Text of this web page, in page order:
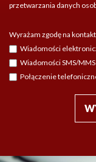
przetwarzania danych
Wyrażam zgodę na
Wiadomości
Wiadomości SMS/MMS
Połączenie